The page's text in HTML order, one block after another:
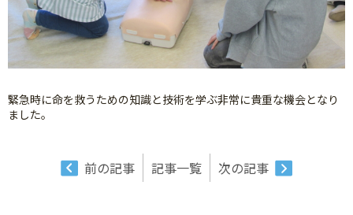
緊急時に命を救うための知識と技術を学ぶ非常に貴重な機会となり
ました。
前の記事 記事一覧 次の記事